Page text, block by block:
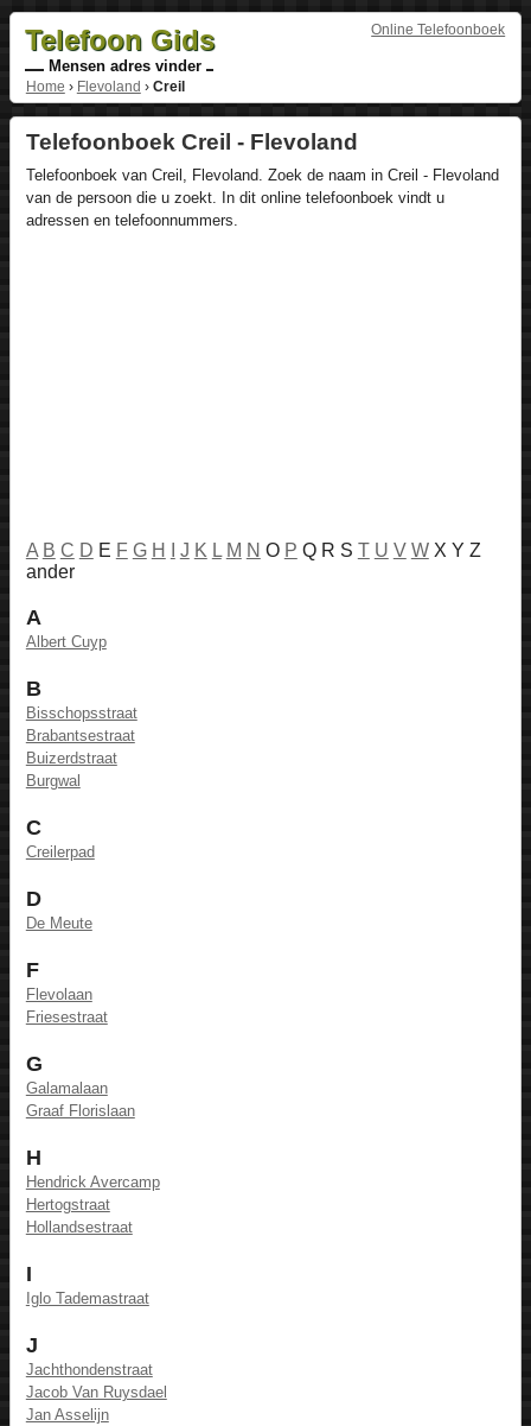
Online Telefoonboek
Telefoon Gids
Mensen adres vinder
Home › Flevoland › Creil
Telefoonboek Creil - Flevoland
Telefoonboek van Creil, Flevoland. Zoek de naam in Creil - Flevoland
van de persoon die u zoekt. In dit online telefoonboek vindt u
adressen en telefoonnummers.
A B C D E F G H J K L M N O P Q R S T U V WX Y Z
ander
A
Albert Cuyp
B
Bisschopsstraat
Brabantsestraat
Buizerdstraat
Burgwal
C
Creilerpad
D
De Meute
F
Flevolaan
Friesestraat
G
Galamalaan
Graaf Florislaan
H
Hendrick Avercamp
Hertogstraat
Hollandsestraat
I
Iglo Tademastraat
J
Jachthondenstraat
Jacob Van Ruysdael
Jan Asselijn